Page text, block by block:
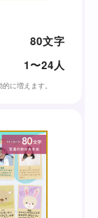
80文字
1〜24人
に増えます。